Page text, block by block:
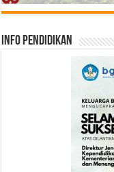
Info Pendidikan